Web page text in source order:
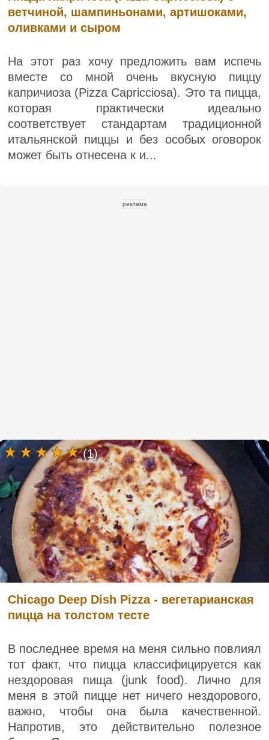
ветчиной, шампиньонами, артишоками,
оливками и сыром
На этот раз хочу предложить вам испечь
вместе со мной очень вкусную пиццу
капричиоза (Pizza Capricciosa). Это та пицца,
которая практически идеально
соответствует стандартам традиционной
итальянской пиццы и без особых оговорок
может быть отнесена к и...
реклама
Chicago Deep Dish Pizza - вегетарианская
пицца на толстом тесте
В последнее время на меня сильно повлиял
тот факт, что пицца классифицируется как
нездоровая пища (junk food). Лично для
меня в этой пицце нет ничего нездорового,
важно, чтобы она была качественной.
Напротив, это действительно полезное
(1)